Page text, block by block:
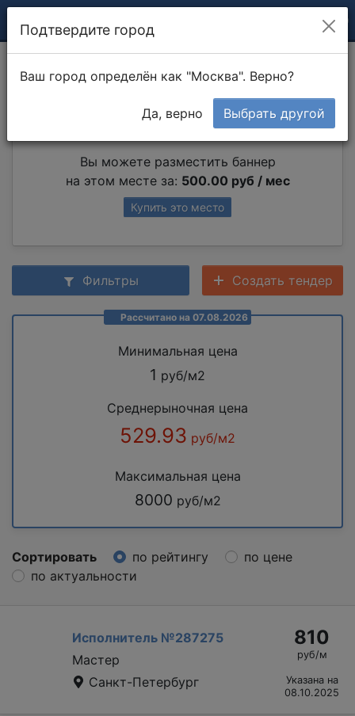
Снятие обоев
Вы можете разместить баннер
на этом месте за: 500.00 руб / мес
Купить это место
Фильтры Создать тендер
Рассчитано на 07.08.2026
Минимальная цена
1 руб/м2
Среднерыночная цена
529.93 руб/м2
Максимальная цена
8000 руб/м2
Сортировать по рейтингу
по цене
по актуальности
Исполнитель №287275
Мастер
Санкт-Петербург
810
руб/м
Указана на
08.10.2025
Подтвердите город
Ваш город определён как "Москва". Верно?
Да, верно Выбрать другой